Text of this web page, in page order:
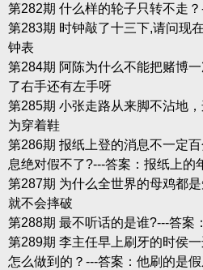
第282期 什么样的轮子只转不走
第283期 时钟敲了十三下,请问现
钟表
第284期 阿陈为什么不能把赌博
了右手还有左手呀
第285期 小张走路从来脚不沾地
为穿着鞋
第286期 报纸上登的消息不一定
息绝对假不了?---答案：报纸上的
第287期 为什么全世界的母鸡都
就不会摔破
第288期 最不听话的是谁?---答案
第289期 李主任早上刷牙的时侯
怎么做到的？---答案：他刷的是